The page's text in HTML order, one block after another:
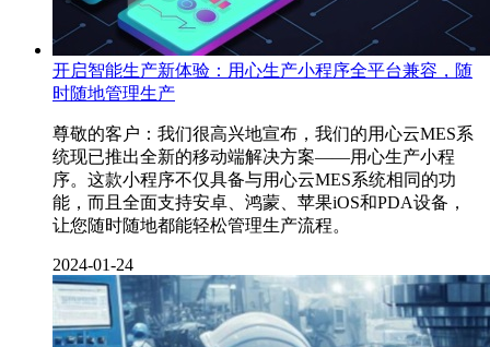
开启智能生产新体验：用心生产小程序全平台兼容，随
时随地管理生产
尊敬的客户：我们很高兴地宣布，我们的用心云MES系
统现已推出全新的移动端解决方案——用心生产小程
序。这款小程序不仅具备与用心云MES系统相同的功
能，而且全面支持安卓、鸿蒙、苹果iOS和PDA设备，
让您随时随地都能轻松管理生产流程。
2024-01-24